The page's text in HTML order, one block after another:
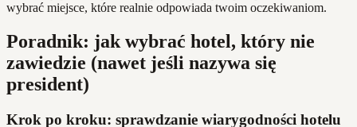
wybrać miejsce, które realnie odpowiada twoim oczekiwaniom.
Poradnik: jak wybrać hotel, który nie
zawiedzie (nawet jeśli nazywa się
president)
Krok po kroku: sprawdzanie wiarygodności hotelu